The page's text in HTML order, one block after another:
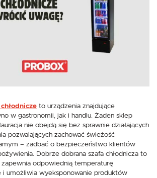
to urządzenia znajdujące
w gastronomii, jak i handlu. Żaden sklep
nie obejdą się bez sprawnie działających
pozwalających zachować świeżość
– zadbać o bezpieczeństwo klientów
Dobrze dobrana szafa chłodnicza to
odpowiednią temperaturę
i umożliwia wyeksponowanie produktów
naszej strony poprzez dopasowanie jej do
preferencji. Wyrażenie zgody na funkcjonalne i
cookies gwarantuje dostępność większej ilości funkcji
pomagają nam rozwijać się i dostosowywać do
na uzyskanie informacji w zakresie
zgody na analityczne pliki cookies gwarantuje
funkcjonalności.
cookies prezentujemy Ci najciekawsze
na stronach naszych partnerów.
służą do prezentowania Ci naszych komunikatów
upodobań oraz Twoich zwyczajów
witryny internetowej. Treści promocyjne mogą
podmiotów trzecich lub firm będących naszymi
dostawców usług. Firmy te działają w charakterze
nasze treści w postaci wiadomości, ofert,